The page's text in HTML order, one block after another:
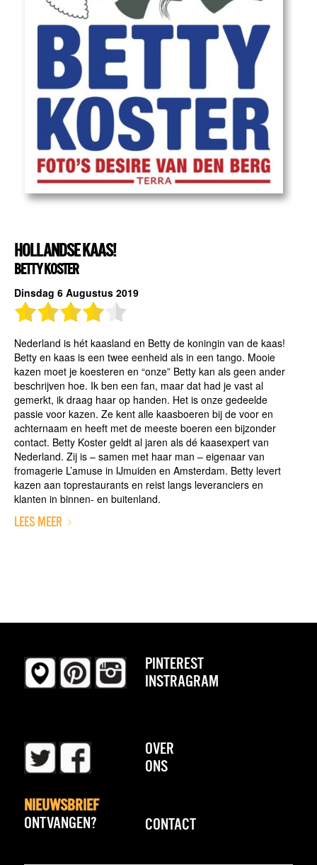
HOLLANDSE KAAS!
BETTY KOSTER
Dinsdag 6 Augustus 2019
Nederland is hét kaasland en Betty de koningin van de kaas!
Betty en kaas is een twee eenheid als in een tango. Mooie
kazen moet je koesteren en “onze” Betty kan als geen ander
beschrijven hoe. Ik ben een fan, maar dat had je vast al
gemerkt, ik draag haar op handen. Het is onze gedeelde
passie voor kazen. Ze kent alle kaasboeren bij de voor en
achternaam en heeft met de meeste boeren een bijzonder
contact. Betty Koster geldt al jaren als dé kaasexpert van
Nederland. Zij is – samen met haar man – eigenaar van
fromagerie L’amuse in IJmuiden en Amsterdam. Betty levert
kazen aan toprestaurants en reist langs leveranciers en
klanten in binnen- en buitenland.
LEES MEER
PINTEREST
INSTRAGRAM
OVER
ONS
NIEUWSBRIEF
ONTVANGEN?
CONTACT